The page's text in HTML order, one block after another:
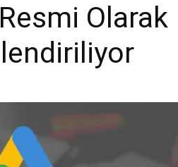
Motoru
Olarak